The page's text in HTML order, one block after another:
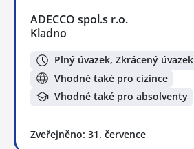
ADECCO spol.s r.o.
Kladno
Plný úvazek, Zkrácený úvazek
Vhodné také pro cizince
Vhodné také pro absolventy
Zveřejněno: 31. července